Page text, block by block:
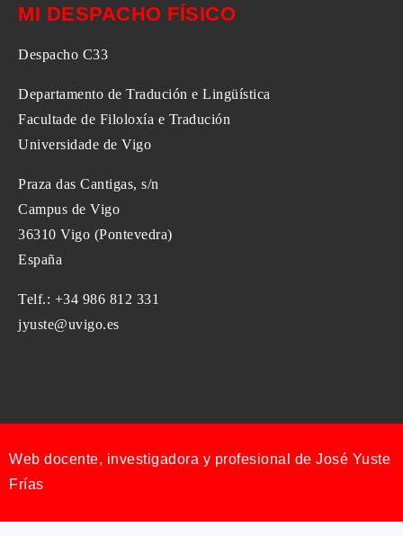
MI DESPACHO FÍSICO
Despacho C33
Departamento de Tradución e Lingüística
Facultade de Filoloxía e Tradución
Universidade de Vigo
Praza das Cantigas, s/n
Campus de Vigo
36310 Vigo (Pontevedra)
España
Telf.: +34 986 812 331
jyuste@uvigo.es
Web docente, investigadora y profesional de José Yuste
Frías